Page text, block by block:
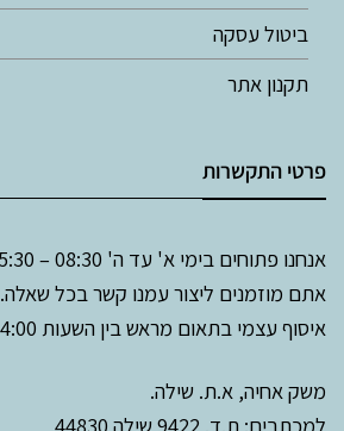
ביטול עסקה
תקנון אתר
פרטי התקשרות
אנחנו פתוחים בימי א' עד ה' 08:30 – 15:30
אתם מוזמנים ליצור עמנו קשר בכל שאלה.
איסוף עצמי בתאום מראש בין השעות 9:00-14:00
משק אחיה, א.ת. שילה.
למכתבים: ת.ד. 9422 שילה 44830